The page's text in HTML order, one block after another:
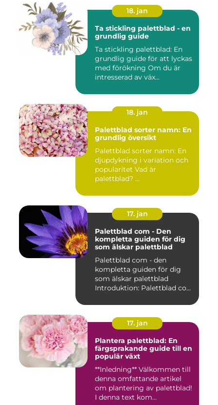
18. jan
Ta stickling palettblad - en
grundlig guide
Ta stickling palettblad: En
grundlig guide för att lyckas
med förökning Om du är
intresserad av väx...
18. jan
Palettblad sorter namn: En
grundlig översikt
Palettblad sorter namn: En
djupdykning i variation och
popularitet Vad är
palettblad? ...
17. jan
Palettblad com - Den
kompletta guiden för dig
som älskar palettblad
Palettblad com - den
kompletta guiden för dig
som älskar palettblad
Introduktion: Palettblad com
17. jan
Plantera palettblad: En
färgsprakande guide till en
populär växt
**Inledning** Välkommen till
denna omfattande artikel
om plantering av palettblad!
I denna text kom...